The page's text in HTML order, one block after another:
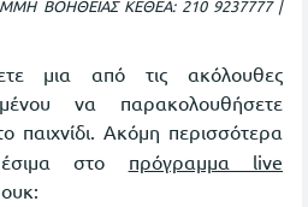
ΒΟΗΘΕΙΑΣ ΚΕΘΕΑ: 210 9237777 |
μια από τις ακόλουθες
να παρακολουθήσετε
παιχνίδι. Ακόμη περισσότερα
στο πρόγραμμα live